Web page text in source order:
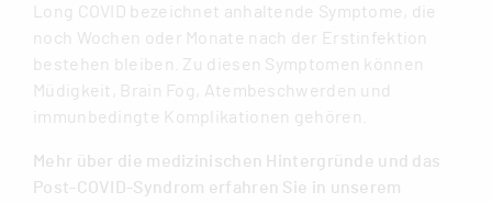
Long COVID bezeichnet anhaltende Symptome, die
noch Wochen oder Monate nach der Erstinfektion
bestehen bleiben. Zu diesen Symptomen können
Müdigkeit, Brain Fog, Atembeschwerden und
immunbedingte Komplikationen gehören.
Mehr über die medizinischen Hintergründe und das
Post-COVID-Syndrom erfahren Sie in unserem